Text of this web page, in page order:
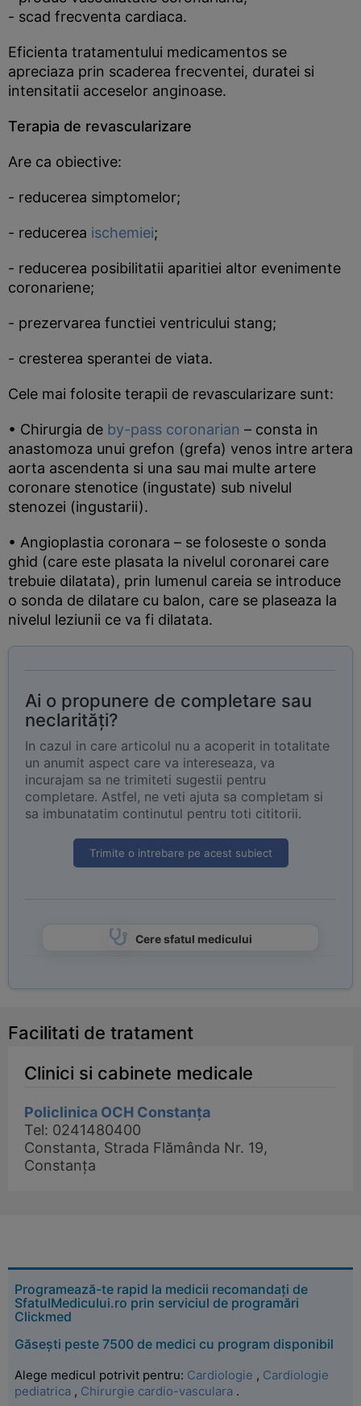
- scad frecventa cardiaca.
Eficienta tratamentului medicamentos se
apreciaza prin scaderea frecventei, duratei si
intensitatii acceselor anginoase.
Terapia de revascularizare
Are ca obiective:
- reducerea simptomelor;
- reducerea ischemiei;
- reducerea posibilitatii aparitiei altor evenimente
coronariene;
- prezervarea functiei ventricului stang;
- cresterea sperantei de viata.
Cele mai folosite terapii de revascularizare sunt:
• Chirurgia de by-pass coronarian – consta in
anastomoza unui grefon (grefa) venos intre artera
aorta ascendenta si una sau mai multe artere
coronare stenotice (ingustate) sub nivelul
stenozei (ingustarii).
• Angioplastia coronara – se foloseste o sonda
ghid (care este plasata la nivelul coronarei care
trebuie dilatata), prin lumenul careia se introduce
o sonda de dilatare cu balon, care se plaseaza la
nivelul leziunii ce va fi dilatata.
Ai o propunere de completare sau
neclarități?
In cazul in care articolul nu a acoperit in totalitate
un anumit aspect care va intereseaza, va
incurajam sa ne trimiteti sugestii pentru
completare. Astfel, ne veti ajuta sa completam si
sa imbunatatim continutul pentru toti cititorii.
Trimite o intrebare pe acest subiect
Cere sfatul medicului
Facilitati de tratament
Clinici si cabinete medicale
Policlinica OCH Constanța
Tel: 0241480400
Constanta, Strada Flămânda Nr. 19,
Constanța
Programează-te rapid la medicii recomandați de
SfatulMedicului.ro prin serviciul de programări
Clickmed
Găsești peste 7500 de medici cu program disponibil
Alege medicul potrivit pentru: Cardiologie , Cardiologie
pediatrica , Chirurgie cardio-vasculara .